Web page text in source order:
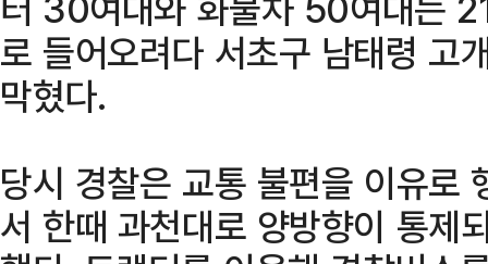
로 들어오려다 서초구 남태령 고
막혔다.
당시 경찰은 교통 불편을 이유로
서 한때 과천대로 양방향이 통제